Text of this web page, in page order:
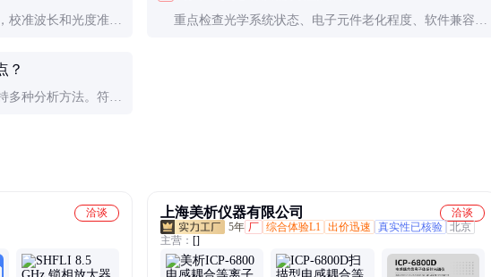
校准波长和光度准确
重点检查光学系统状态、电子元件老化程度、软件兼容
？
多种分析方法。符合
洽谈
上海美析仪器有限公司
洽谈
5年 厂 综合体验L1 出价迅速 真实性已核验 北京
主营： []